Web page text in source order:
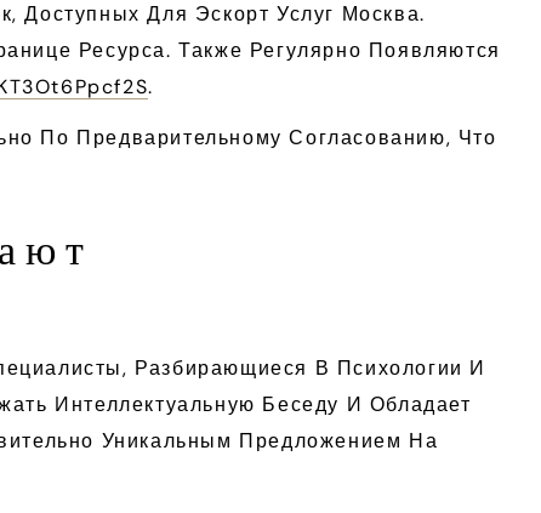
Доступных Для Эскорт Услуг Москва.
Ресурса. Также Регулярно Появляются
.
По Предварительному Согласованию, Что
Разбирающиеся В Психологии И
Интеллектуальную Беседу И Обладает
Уникальным Предложением На